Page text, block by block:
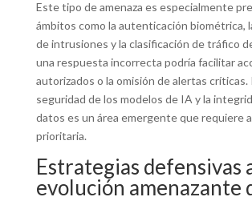
Este tipo de amenaza es especialmente
ámbitos como la autenticación biométrica,
de intrusiones y la clasificación de tráfico
una respuesta incorrecta podría facilitar
autorizados o la omisión de alertas críticas.
seguridad de los modelos de IA y la
datos es un área emergente que requiere
prioritaria.
Estrategias defensivas
evolución amenazante